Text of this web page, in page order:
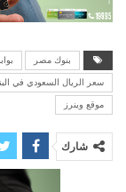
بنوك مصر
سعر الريال السعودي في
موقع وينرز
شارك